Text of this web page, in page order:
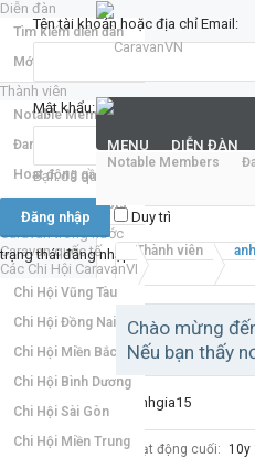
Diễn đàn
Tìm kiếm diễn đàn
Mới nhất
Thành viên
Notable Members
Đang trực tuyến
Hoạt động gần đây
New Profile Posts
Caravan trong nước
Caravan quốc tế
Các Chi Hội CaravanVN
Chi Hội Vũng Tàu
Chi Hội Đồng Nai
Chi Hội Miền Bắc
Chi Hội Bình Dương
Chi Hội Sài Gòn
Chi Hội Miền Trung
Tên tài khoản hoặc địa chỉ Email:
Mật khẩu:
Bạn đã quên mật khẩu?
Duy trì
trạng thái đăng nhập
MENU DIỄN ĐÀN
Notable Members
Thành viên
Chào mừng
Nếu bạn thấy
Hoạt động cuối:
10y